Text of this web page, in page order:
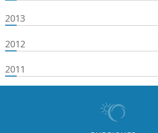
2013
2012
2011